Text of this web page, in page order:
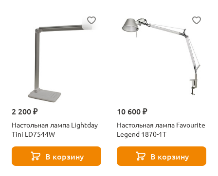
2 200 ₽
Настольная лампа Lightday
Tini LD7544W
В корзину
10 600 ₽
Настольная лампа Favourite
Legend 1870-1T
В корзину